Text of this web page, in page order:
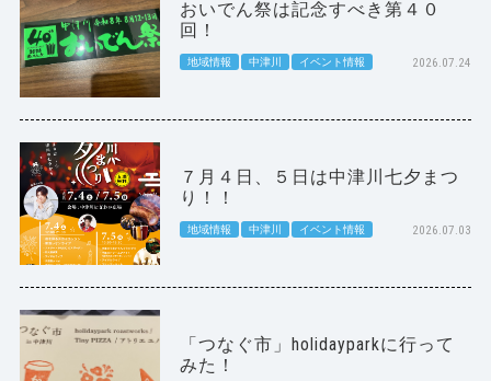
おいでん祭は記念すべき第４０
回！
地域情報 中津川 イベント情報 2026.07.24
７月４日、５日は中津川七夕まつ
り！！
地域情報 中津川 イベント情報 2026.07.03
「つなぐ市」holidayparkに行って
みた！